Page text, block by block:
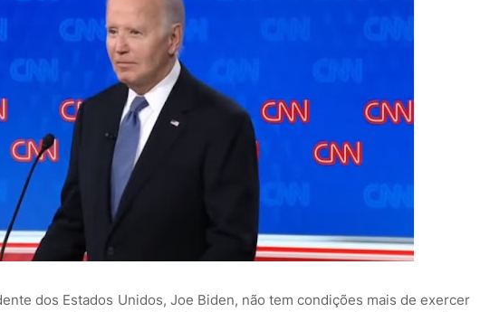
dos Estados Unidos, Joe Biden, não tem condições mais de exercer